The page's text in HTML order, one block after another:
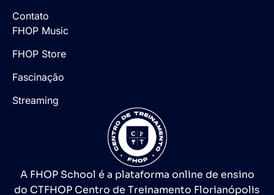
Contato
FHOP Music
FHOP Store
Fascinação
Streaming
A FHOP School é a plataforma online de ensino
do CTFHOP Centro de Treinamento Florianópolis